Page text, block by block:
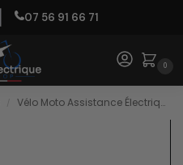
07 56 91 66 71
0
Vélo Moto Assistance Électrique